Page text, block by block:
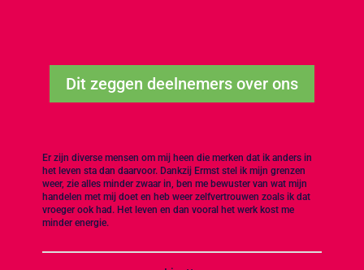
Dit zeggen deelnemers over ons
Er zijn diverse mensen om mij heen die merken dat ik anders in
het leven sta dan daarvoor. Dankzij Ermst stel ik mijn grenzen
weer, zie alles minder zwaar in, ben me bewuster van wat mijn
handelen met mij doet en heb weer zelfvertrouwen zoals ik dat
vroeger ook had. Het leven en dan vooral het werk kost me
minder energie.